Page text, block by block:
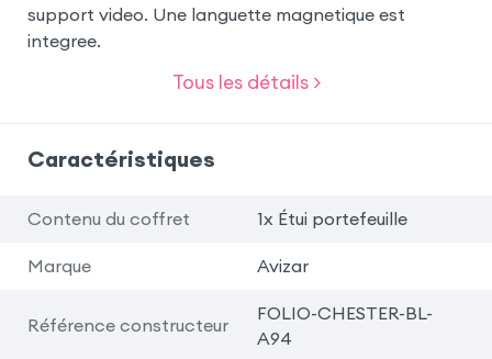
support video. Une languette magnetique est
integree.
Tous les détails >
Caractéristiques
Contenu du coffret 1x Étui portefeuille
Marque Avizar
Référence constructeur
FOLIO-CHESTER-BL-
A94